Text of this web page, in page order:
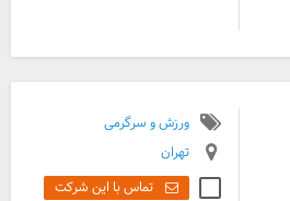
ورزش و سرگرمی
تهران
تماس با این شرکت